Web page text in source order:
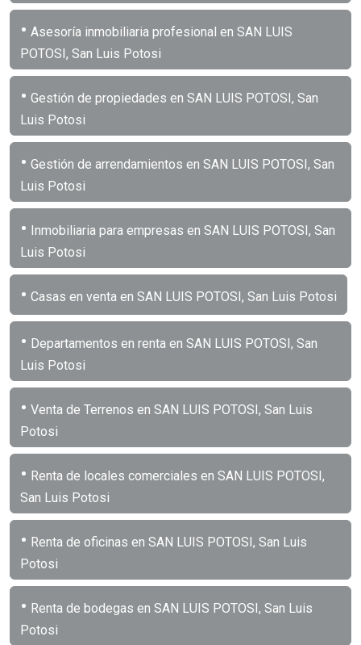
• Asesoría inmobiliaria profesional en SAN LUIS
POTOSI, San Luis Potosi
• Gestión de propiedades en SAN LUIS POTOSI, San
Luis Potosi
• Gestión de arrendamientos en SAN LUIS POTOSI, San
Luis Potosi
• Inmobiliaria para empresas en SAN LUIS POTOSI, San
Luis Potosi
• Casas en venta en SAN LUIS POTOSI, San Luis Potosi
• Departamentos en renta en SAN LUIS POTOSI, San
Luis Potosi
• Venta de Terrenos en SAN LUIS POTOSI, San Luis
Potosi
• Renta de locales comerciales en SAN LUIS POTOSI,
San Luis Potosi
• Renta de oficinas en SAN LUIS POTOSI, San Luis
Potosi
• Renta de bodegas en SAN LUIS POTOSI, San Luis
Potosi